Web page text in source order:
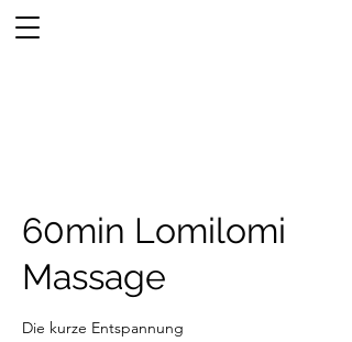
60min Lomilomi
Massage
Die kurze Entspannung